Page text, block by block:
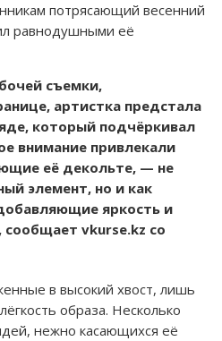
потрясающий весенний
равнодушными её
съемки,
артистка предстала
который подчёркивал
внимание привлекали
её декольте, — не
элемент, но и как
яркость и
vkurse.kz со
в высокий хвост, лишь
образа. Несколько
нежно касающихся её